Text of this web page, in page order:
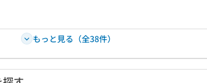
もっと見る（全38件）